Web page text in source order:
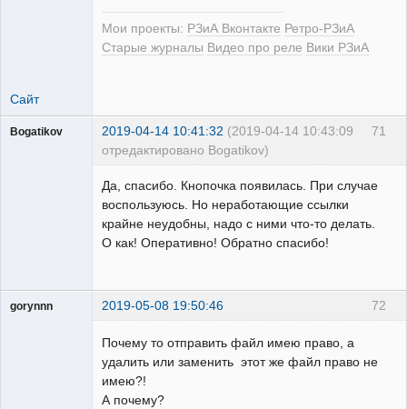
Мои проекты: РЗиА Вконтакте Ретро-РЗиА
Старые журналы Видео про реле Вики РЗиА
Сайт
71
Bogatikov 2019-04-14 10:41:32 (2019-04-14 10:43:09
отредактировано Bogatikov)
Да, спасибо. Кнопочка появилась. При случае
воспользуюсь. Но неработающие ссылки
крайне неудобны, надо с ними что-то делать.
О как! Оперативно! Обратно спасибо!
72
gorynnn 2019-05-08 19:50:46
Почему то отправить файл имею право, а
удалить или заменить этот же файл право не
имею?!
А почему?